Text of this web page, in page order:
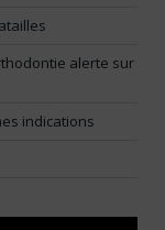
alerte sur
indications